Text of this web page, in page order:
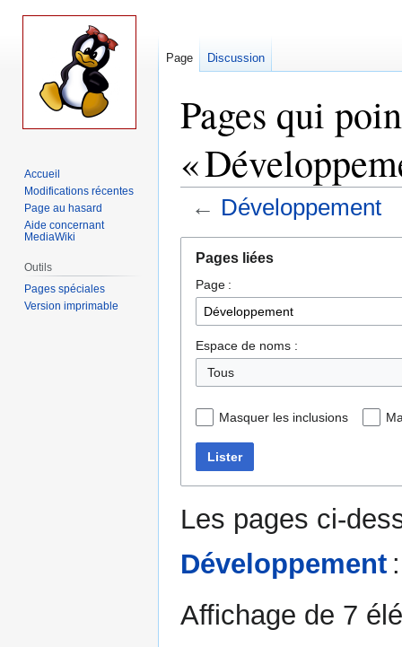
Pages qui
«
← Développement
navigation
recherche
Pages liées
Page :
Espace de noms :
Tous
Masquer les inclusions
Lister
Les pages ci-
Développement :
Affichage de 7
Page Discussion
Accueil
Modifications récentes
Page au hasard
Aide concernant
MediaWiki
Outils
Pages spéciales
Version imprimable